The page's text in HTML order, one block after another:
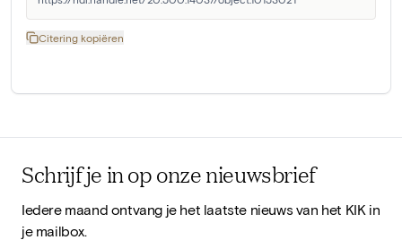
Citering kopiëren
Schrijf je in op onze nieuwsbrief
Iedere maand ontvang je het laatste nieuws van het KIK in
je mailbox.